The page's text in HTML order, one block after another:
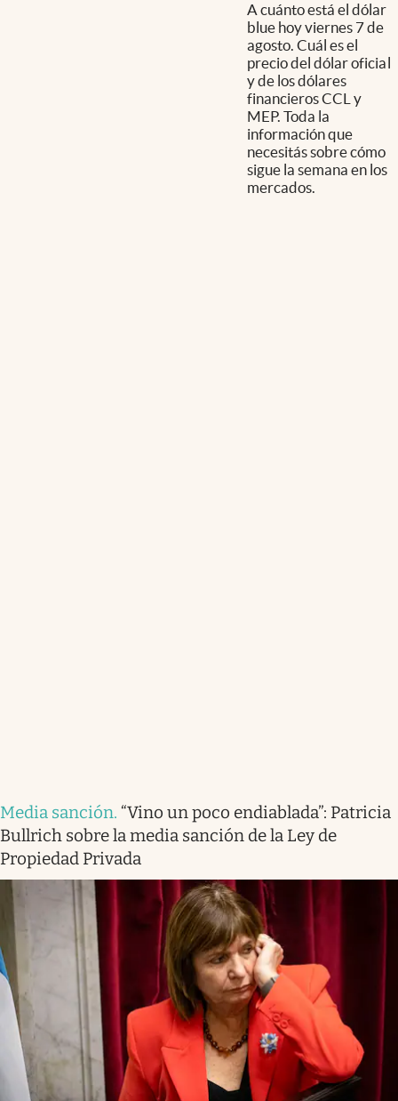
A cuánto está el dólar
blue hoy viernes 7 de
agosto. Cuál es el
precio del dólar oficial
y de los dólares
financieros CCL y
MEP. Toda la
información que
necesitás sobre cómo
sigue la semana en los
mercados.
Media sanción. “Vino un poco endiablada”: Patricia
Bullrich sobre la media sanción de la Ley de
Propiedad Privada